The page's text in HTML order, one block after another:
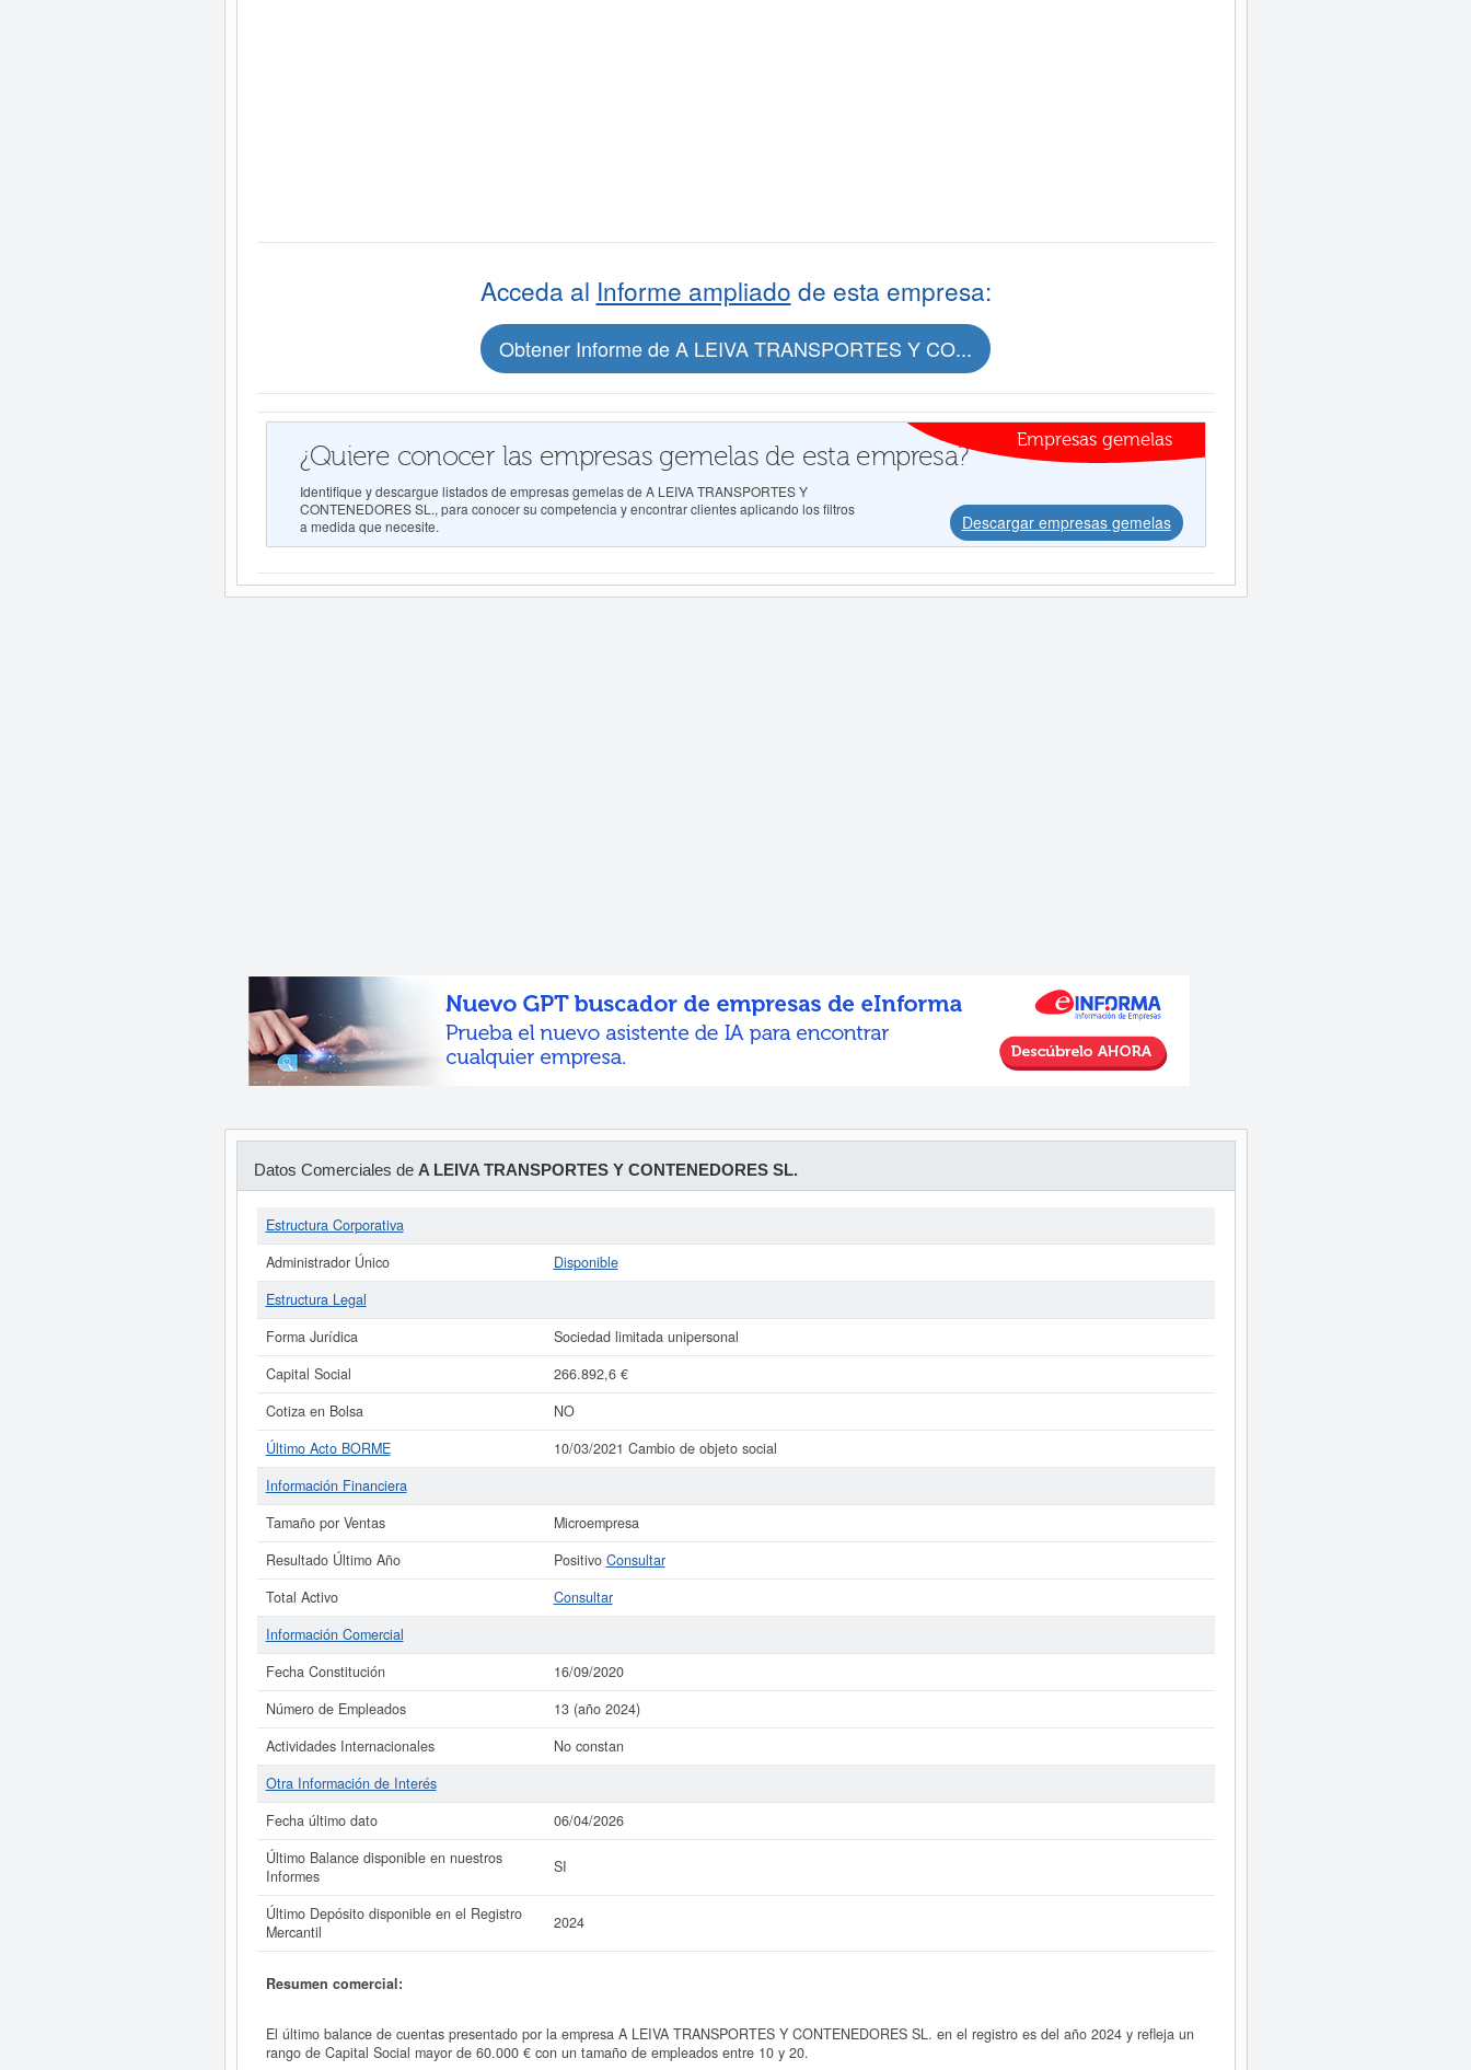
Acceda al Informe ampliado de esta empresa:
Obtener Informe de A LEIVA TRANSPORTES Y CO...
Empresas gemelas
¿Quiere conocer las empresas gemelas de esta empresa?
Identifique y descargue listados de empresas gemelas de A LEIVA TRANSPORTES Y
CONTENEDORES SL., para conocer su competencia y encontrar clientes aplicando los filtros
a medida que necesite.
Descargar empresas gemelas
Datos Comerciales de A LEIVA TRANSPORTES Y CONTENEDORES SL.
Estructura Corporativa
Administrador Único
Disponible
Estructura Legal
Forma Jurídica
Sociedad limitada unipersonal
Capital Social
266.892,6 €
Cotiza en Bolsa
NO
Último Acto BORME
10/03/2021 Cambio de objeto social
Información Financiera
Tamaño por Ventas
Microempresa
Resultado Último Año
Positivo Consultar
Total Activo
Consultar
Información Comercial
Fecha Constitución
16/09/2020
Número de Empleados
13 (año 2024)
Actividades Internacionales
No constan
Otra Información de Interés
Fecha último dato
06/04/2026
Último Balance disponible en nuestros
Informes
SI
Último Depósito disponible en el Registro
Mercantil
2024
Resumen comercial:
El último balance de cuentas presentado por la empresa A LEIVA TRANSPORTES Y CONTENEDORES SL. en el registro es del año 2024 y refleja un
rango de Capital Social mayor de 60.000 € con un tamaño de empleados entre 10 y 20.